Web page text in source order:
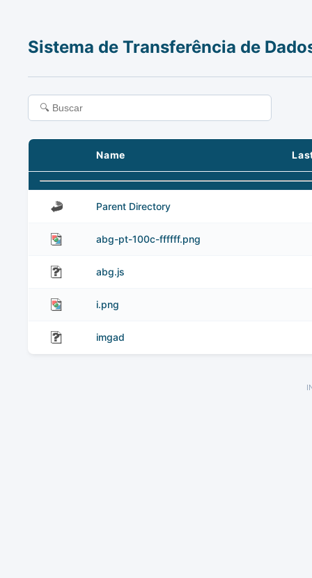
Sistema de Transferência de
Name
Parent Directory
abg-pt-100c-ffffff.png
abg.js
i.png
imgad